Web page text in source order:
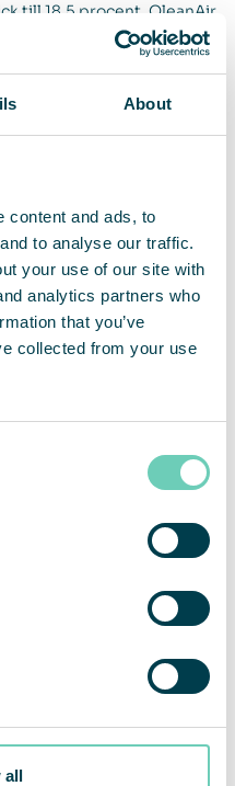
About
content and ads, to
to analyse our traffic.
your use of our site with
analytics partners who
that you’ve
collected from your use
all
till 18,5 procent. QleanAir
och aktien handlas på
Market med kortnamn
Adviser 08-528 00 399.
qleanair.com.
resultat för andra